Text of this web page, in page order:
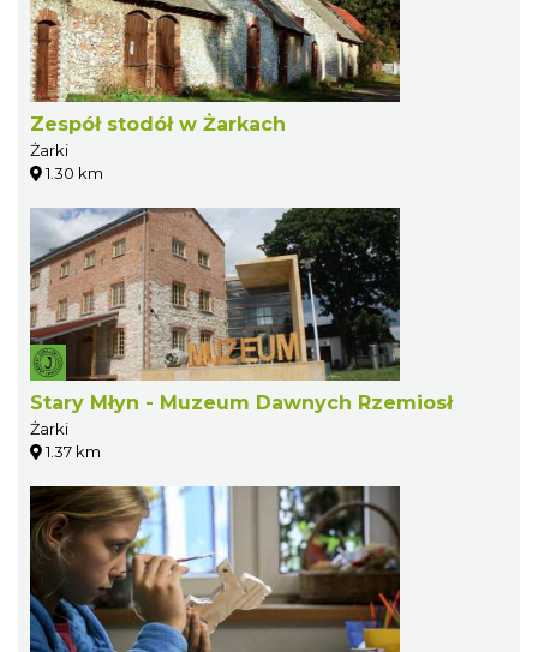
Zespół stodół w Żarkach
Żarki
1.30 km
Stary Młyn - Muzeum Dawnych Rzemiosł
Żarki
1.37 km